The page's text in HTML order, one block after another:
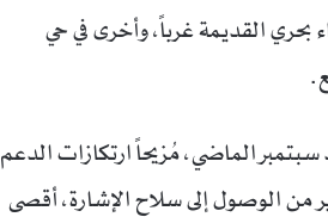
القديمة غرباً، وأخرى في حي
الماضي، مُزيحاً ارتكازات الدعم
جسر الحلفايا شمالي الخرطوم بحري، إلى أن تمكّن في 25 يناير من الوصول إلى سلاح الإشارة، أقصى